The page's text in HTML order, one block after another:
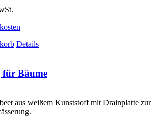
Details
Bäume
aus weißem Kunststoff mit Drainplatte zur